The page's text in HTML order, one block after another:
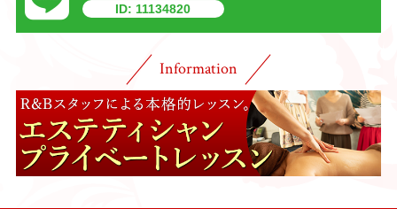
ID: 11134820
Information